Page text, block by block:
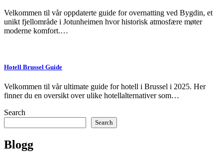
Velkommen til vår oppdaterte guide for overnatting ved Bygdin, et
unikt fjellområde i Jotunheimen hvor historisk atmosfære møter
moderne komfort.…
Hotell Brussel Guide
Velkommen til vår ultimate guide for hotell i Brussel i 2025. Her
finner du en oversikt over ulike hotellalternativer som…
Search
Search
Blogg